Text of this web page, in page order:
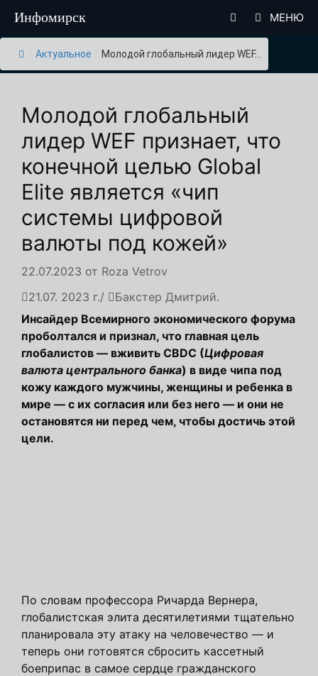
содержимому
Инфомирск МЕНЮ
Актуальное Молодой глобальный лидер WEF...
Молодой глобальный
лидер WEF признает, что
конечной целью Global
Elite является «чип
системы цифровой
валюты под кожей»
22.07.2023 от Roza Vetrov
21.07. 2023 г./
Бакстер Дмитрий.
Инсайдер Всемирного экономического форума
проболтался и признал, что главная цель
глобалистов — вживить CBDC (Цифровая
валюта центрального банка) в виде чипа под
кожу каждого мужчины, женщины и ребенка в
мире — с их согласия или без него — и они не
остановятся ни перед чем, чтобы достичь этой
цели.
По словам профессора Ричарда Вернера,
глобалистская элита десятилетиями тщательно
планировала эту атаку на человечество — и
теперь они готовятся сбросить кассетный
боеприпас в самое сердце гражданского